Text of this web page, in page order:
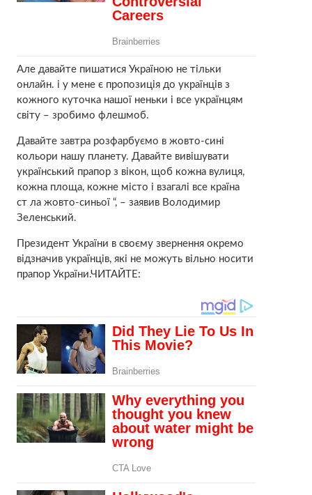
Але давайте пишатися Україною не тільки
онлайн. і у мене є пропозиція до українців з
кожного куточка нашої неньки і все українцям
світу – зробимо флешмоб.
Давайте завтра розфарбуємо в жовто-сині
кольори нашу планету. Давайте вивішувати
український прапор з вікон, щоб кожна вулиця,
кожна площа, кожне місто і взагалі все країна
ст ла жовто-синьої “, – заявив Володимир
Зеленський.
Президент України в своєму звернення окремо
відзначив українців, які не можуть вільно носити
прапор України.ЧИТАЙТЕ: